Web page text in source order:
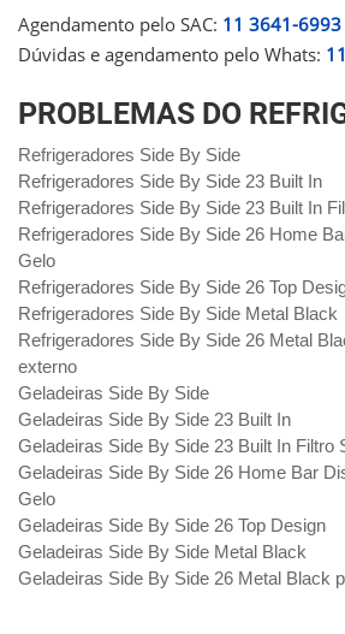
Agendamento pelo SAC: 11 3641-6993
Dúvidas e agendamento pelo Whats:
PROBLEMAS DO
Refrigeradores Side By Side
Refrigeradores Side By Side 23 Built In
Refrigeradores Side By Side 23 Built In
Refrigeradores Side By Side 26 Home
Gelo
Refrigeradores Side By Side 26 Top
Refrigeradores Side By Side Metal Black
Refrigeradores Side By Side 26 Metal
externo
Geladeiras Side By Side
Geladeiras Side By Side 23 Built In
Geladeiras Side By Side 23 Built In Filtro
Geladeiras Side By Side 26 Home Bar
Gelo
Geladeiras Side By Side 26 Top Design
Geladeiras Side By Side Metal Black
Geladeiras Side By Side 26 Metal Black